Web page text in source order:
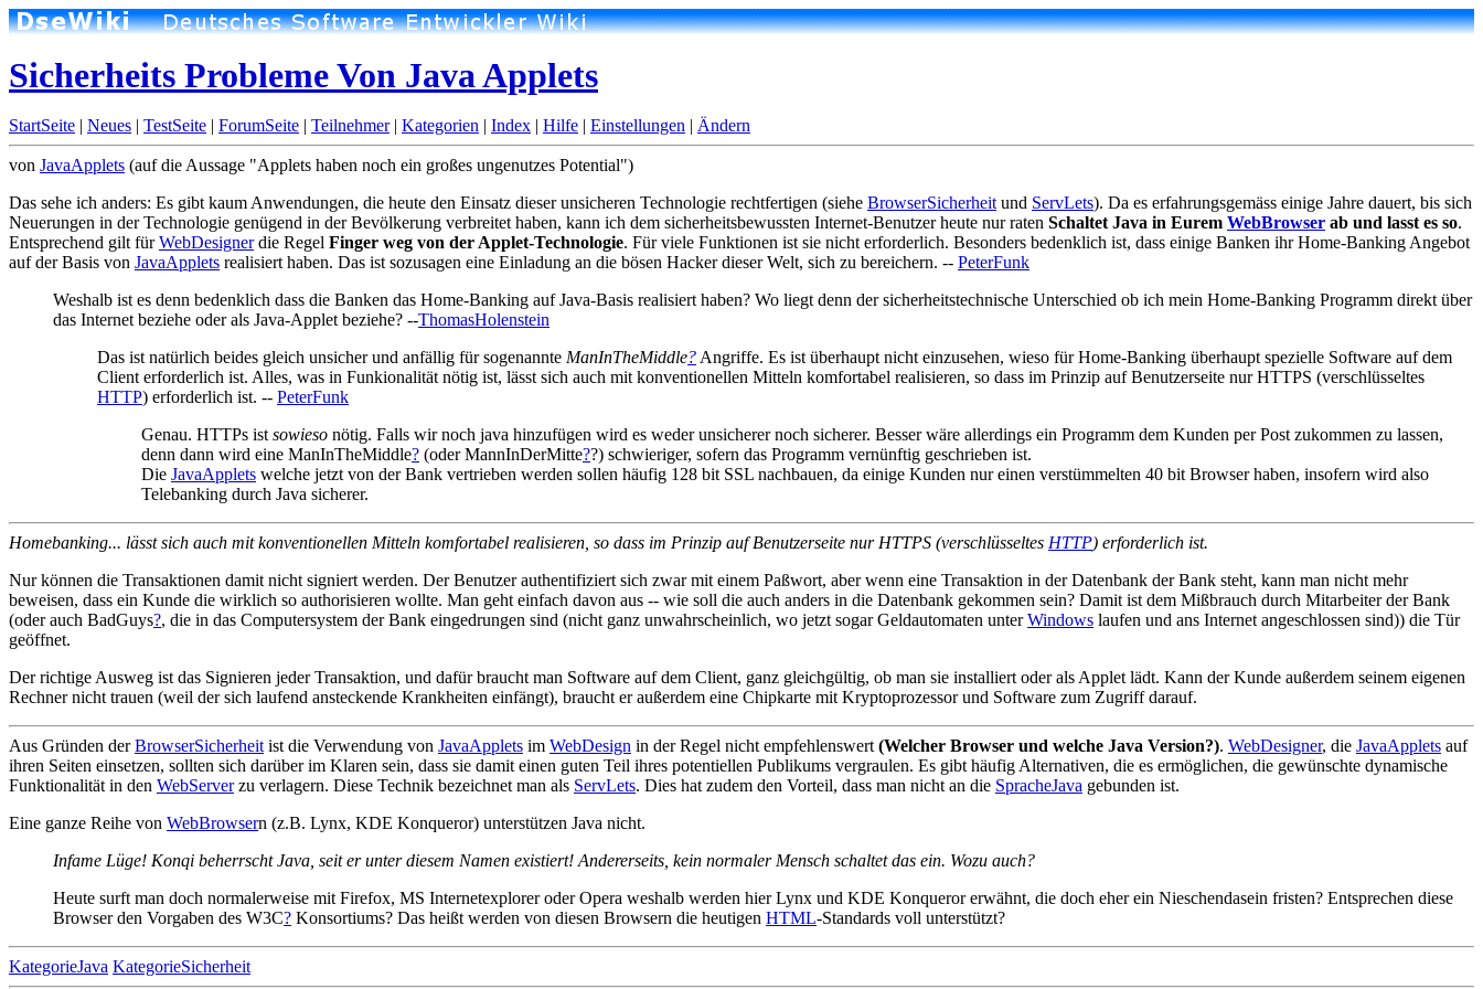
Sicherheits Probleme Von Java Applets
StartSeite | Neues | TestSeite | ForumSeite | Teilnehmer| Kategorien | Index | Hilfe | Einstellungen | Ändern
von JavaApplets (auf die Aussage "Applets haben noch ein großes ungenutzes Potential")
Das sehe ich anders: Es gibt kaum Anwendungen, die heute den Einsatz dieser unsicheren Technologie rechtfertigen (siehe BrowserSicherheit und ServLets). Da es erfahrungsgemäss einige Jahre dauert, bis sich
Neuerungen in der Technologie genügend in der Bevölkerung verbreitet haben, kann ich dem sicherheitsbewussten Internet-Benutzer heute nur raten Schaltet Java in Eurem WebBrowser ab und lasst es so.
Entsprechend gilt fürWebDesignerdie Regel Finger weg von der Applet-Technologie. Für viele Funktionen ist sie nicht erforderlich. Besonders bedenklich ist, dass einige Banken ihr Home-Banking Angebot
auf der Basis von JavaApplets realisiert haben. Das ist sozusagen eine Einladung an die bösen Hacker dieser Welt, sich zu bereichern. -- PeterFunk
Weshalb ist es denn bedenklich dass die Banken das Home-Banking auf Java-Basis realisiert haben? Wo liegt denn der sicherheitstechnische Unterschied ob ich mein Home-Banking Programm direkt über
das Internet beziehe oder als Java-Applet beziehe? --ThomasHolenstein
Das ist natürlich beides gleich unsicher und anfällig für sogenannte ManInTheMiddle? Angriffe. Es ist überhaupt nicht einzusehen, wieso für Home-Banking überhaupt spezielle Software auf dem
Client erforderlich ist. Alles, was in Funkionalität nötig ist, lässt sich auch mit konventionellen Mitteln komfortabel realisieren, so dass im Prinzip auf Benutzerseite nur HTTPS (verschlüsseltes
HTTP) erforderlich ist. -- PeterFunk
Genau. HTTPs ist sowieso nötig. Falls wir noch java hinzufügen wird es weder unsicherer noch sicherer. Besser wäre allerdings ein Programm dem Kunden per Post zukommen zu lassen,
denn dann wird eine ManInTheMiddle? (oder MannInDerMitte??) schwieriger, sofern das Programm vernünftig geschrieben ist.
Die JavaApplets welche jetzt von der Bank vertrieben werden sollen häufig 128 bit SSL nachbauen, da einige Kunden nur einen verstümmelten 40 bit Browser haben, insofern wird also
Telebanking durch Java sicherer.
Homebanking... lässt sich auch mit konventionellen Mitteln komfortabel realisieren, so dass im Prinzip auf Benutzerseite nur HTTPS (verschlüsseltes HTTP) erforderlich ist.
Nur können die Transaktionen damit nicht signiert werden. Der Benutzer authentifiziert sich zwar mit einem Paßwort, aber wenn eine Transaktion in der Datenbank der Bank steht, kann man nicht mehr
beweisen, dass ein Kunde die wirklich so authorisieren wollte. Man geht einfach davon aus -- wie soll die auch anders in die Datenbank gekommen sein? Damit ist dem Mißbrauch durch Mitarbeiter der Bank
(oder auch BadGuys?, die in das Computersystem der Bank eingedrungen sind (nicht ganz unwahrscheinlich, wo jetzt sogar Geldautomaten unterWindows laufen und ans Internet angeschlossen sind)) die Tür
geöffnet.
Der richtige Ausweg ist das Signieren jeder Transaktion, und dafür braucht man Software auf dem Client, ganz gleichgültig, ob man sie installiert oder als Applet lädt. Kann der Kunde außerdem seinem eigenen
Rechner nicht trauen (weil der sich laufend ansteckende Krankheiten einfängt), braucht er außerdem eine Chipkarte mit Kryptoprozessor und Software zum Zugriff darauf.
Aus Gründen derBrowserSicherheit ist die Verwendung von JavaApplets im WebDesign in der Regel nicht empfehlenswert (Welcher Browser und welche Java Version?). WebDesigner, die JavaApplets auf
ihren Seiten einsetzen, sollten sich darüber im Klaren sein, dass sie damit einen guten Teil ihres potentiellen Publikums vergraulen. Es gibt häufig Alternativen, die es ermöglichen, die gewünschte dynamische
Funktionalität in den WebServerzu verlagern. Diese Technik bezeichnet man als ServLets. Dies hat zudem den Vorteil, dass man nicht an die SpracheJava gebunden ist.
Eine ganze Reihe von WebBrowsern (z.B. Lynx, KDE Konqueror) unterstützen Java nicht.
Infame Lüge! Konqi beherrscht Java, seit er unter diesem Namen existiert! Andererseits, kein normaler Mensch schaltet das ein. Wozu auch?
Heute surft man doch normalerweise mit Firefox, MS Internetexplorer oder Opera weshalb werden hier Lynx und KDE Konqueror erwähnt, die doch eher ein Nieschendasein fristen? Entsprechen diese
Browser den Vorgaben des W3C? Konsortiums? Das heißt werden von diesen Browsern die heutigen HTML-Standards voll unterstützt?
KategorieJava KategorieSicherheit